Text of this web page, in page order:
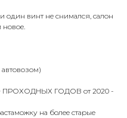
один винт не снимался, салон
новое.
ПРОХОДНЫХ ГОДОВ от 2020 -
на более старые